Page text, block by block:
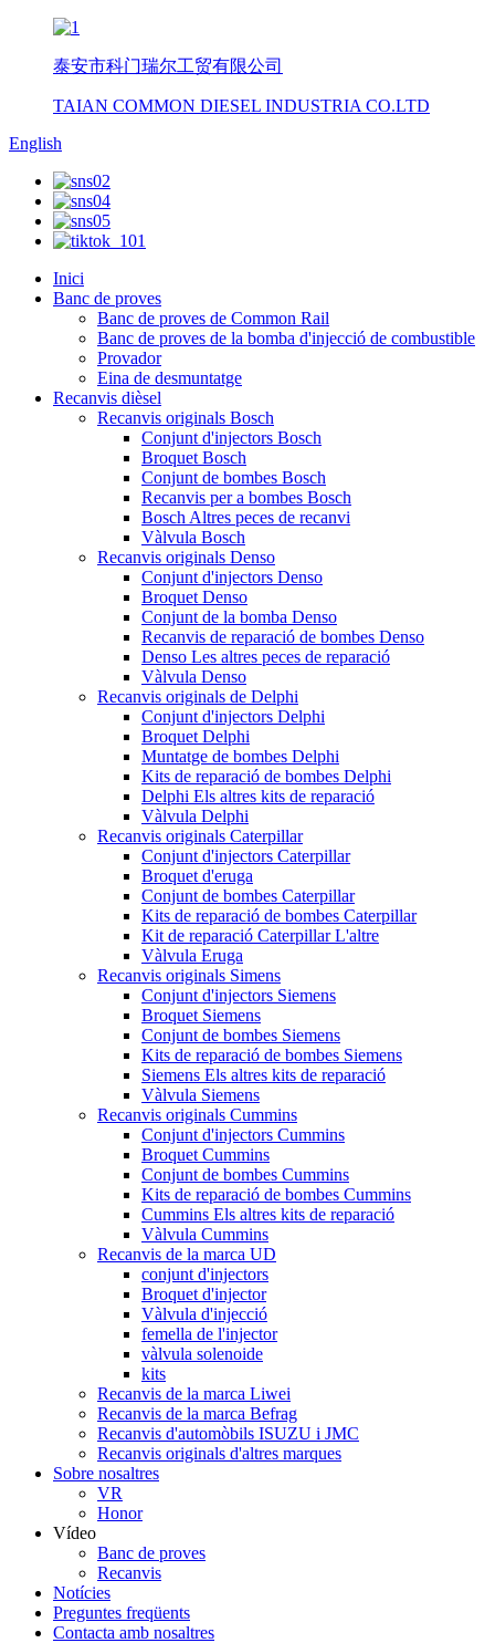
泰安市科门瑞尔工贸有限公司
TAIAN COMMON DIESEL INDUSTRIA CO.LTD
English
Inici
Banc de proves
Banc de proves de Common Rail
Banc de proves de la bomba d'injecció de combustible
Provador
Eina de desmuntatge
Recanvis dièsel
Recanvis originals Bosch
Conjunt d'injectors Bosch
Broquet Bosch
Conjunt de bombes Bosch
Recanvis per a bombes Bosch
Bosch Altres peces de recanvi
Vàlvula Bosch
Recanvis originals Denso
Conjunt d'injectors Denso
Broquet Denso
Conjunt de la bomba Denso
Recanvis de reparació de bombes Denso
Denso Les altres peces de reparació
Vàlvula Denso
Recanvis originals de Delphi
Conjunt d'injectors Delphi
Broquet Delphi
Muntatge de bombes Delphi
Kits de reparació de bombes Delphi
Delphi Els altres kits de reparació
Vàlvula Delphi
Recanvis originals Caterpillar
Conjunt d'injectors Caterpillar
Broquet d'eruga
Conjunt de bombes Caterpillar
Kits de reparació de bombes Caterpillar
Kit de reparació Caterpillar L'altre
Vàlvula Eruga
Recanvis originals Simens
Conjunt d'injectors Siemens
Broquet Siemens
Conjunt de bombes Siemens
Kits de reparació de bombes Siemens
Siemens Els altres kits de reparació
Vàlvula Siemens
Recanvis originals Cummins
Conjunt d'injectors Cummins
Broquet Cummins
Conjunt de bombes Cummins
Kits de reparació de bombes Cummins
Cummins Els altres kits de reparació
Vàlvula Cummins
Recanvis de la marca UD
conjunt d'injectors
Broquet d'injector
Vàlvula d'injecció
femella de l'injector
vàlvula solenoide
kits
Recanvis de la marca Liwei
Recanvis de la marca Befrag
Recanvis d'automòbils ISUZU i JMC
Recanvis originals d'altres marques
Sobre nosaltres
VR
Honor
Vídeo
Banc de proves
Recanvis
Notícies
Preguntes freqüents
Contacta amb nosaltres